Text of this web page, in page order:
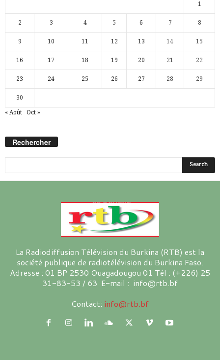
1
2 3 4 5 6 7 8
9 10 11 12 13 14 15
16 17 18 19 20 21 22
23 24 25 26 27 28 29
30
« Août Oct »
Rechercher
La Radiodiffusion Télévision du Burkina (RTB) est la
société publique de radiotélévision du Burkina Faso.
Adresse : 01 BP 2530 Ouagadougou 01 Tél : (+226) 25
31-83-53 / 63 E-mail : info@rtb.bf
Contact: info@rtb.bf